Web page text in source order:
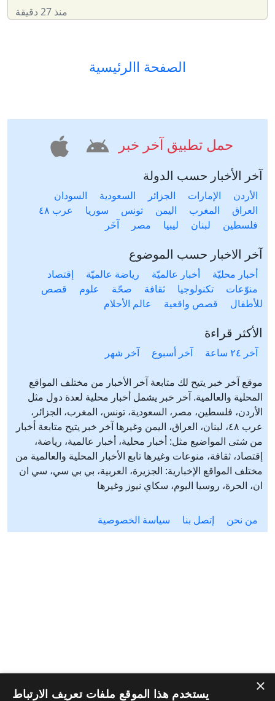
منذ 27 دقيقة
الصفحة االرئيسية
حمل تطبيق آخر خبر
آخر الأخبار حسب الدولة
الأردن الإمارات الجزائر السعودية
السودان
العراق
المغرب اليمن تونس سوريا
عرب ٤٨
فلسطين
لبنان ليبيا مصر آخَر
آخر الاخبار حسب الموضوع
أخبار محليّة أخبار عالميّة رياضة عالميّة
إقتصاد
منوّعات
تكنولوجيا ثقافة صحّة علوم
قصص
للأطفال
قصص واقعية عالم الأحلام
الأكثر قراءة
آخر ٢٤ ساعة آخر أسبوع آخر شهر
موقع آخر خبر يتيح لك متابعة آخر الأخبار من مختلف المواقع
المحلية والعالمية. آخر خبر يشمل أخبار محلية لعدة دول مثل
الأردن، فلسطين، مصر، السعودية، تونس، المغرب، الجزائر،
عرب ٤٨، لبنان، العراق، اليمن وغيرها آخر خبر يتيح متابعة أخبار
من شتى المواضيع مثل: أخبار محلية، أخبار عالمية، رياضة،
إقتصاد، ثقافة، منوعات وغيرها تابع الأخبار المحلية والعالمية من
مختلف المواقع الإخبارية: الجزيرة، العربية، بي بي سي، سي ان
ان، الحرة، روسيا اليوم، سكاي نيوز وغيرها
من نحن إتصل بنا سياسة الخصوصية
×
يستخدم هذا الموقع ملفات تعريف الارتباط